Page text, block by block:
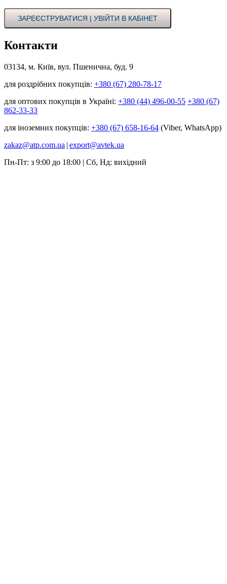
ЗАРЕЄСТРУВАТИСЯ | УВІЙТИ В КАБІНЕТ
Контакти
03134, м. Київ, вул. Пшенична, буд. 9
для роздрібних покупців: +380 (67) 280-78-17
для оптових покупців в Україні: +380 (44) 496-00-55 +380 (67)
862-33-33
для іноземних покупців: +380 (67) 658-16-64 (Viber, WhatsApp)
zakaz@atp.com.ua | export@avtek.ua
Пн-Пт: з 9:00 до 18:00 | Сб, Нд: вихідний